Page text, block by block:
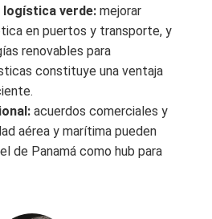
logística verde: mejorar
en puertos y transporte, y
renovables para
constituye una ventaja
acuerdos comerciales y
aérea y marítima pueden
de Panamá como hub para